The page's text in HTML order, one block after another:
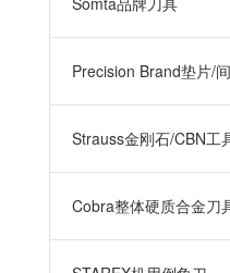
Precision Brand垫片/
Strauss金刚石/CBN工
Cobra整体硬质合金刀